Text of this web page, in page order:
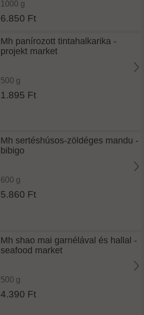
1000 g
6.850 Ft
Mh panírozott tintahalkarika -
projekt market
500 g
1.895 Ft
Mh sertéshúsos-zöldéges mandu -
bibigo
600 g
5.860 Ft
Mh shao mai garnélával és hallal -
seafood market
500 g
4.390 Ft